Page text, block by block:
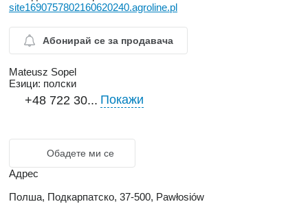
site1690757802160620240.agroline.pl
Абонирай се за продавача
Mateusz Sopel
Езици: полски
+48 722 30... Покажи
Обадете ми се
Адрес
Полша, Подкарпатско, 37-500, Pawłosiów